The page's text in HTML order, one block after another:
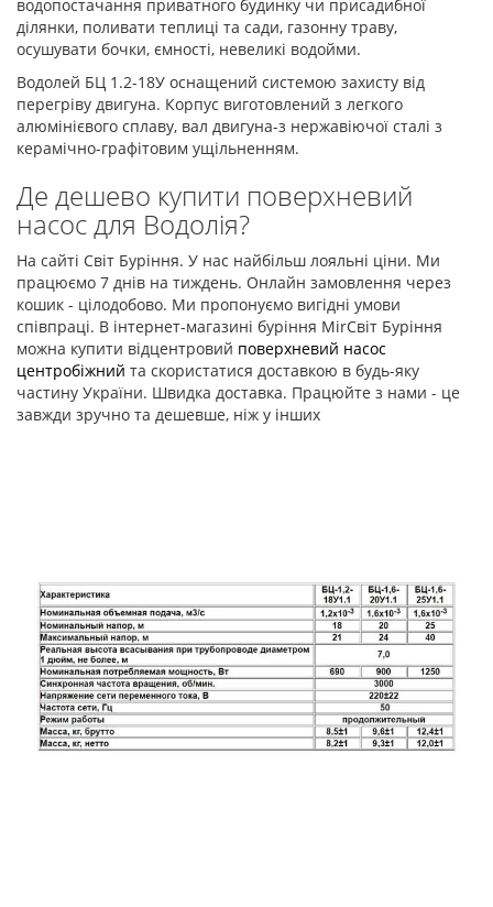
водопостачання приватного будинку чи присадибної
ділянки, поливати теплиці та сади, газонну траву,
осушувати бочки, ємності, невеликі водойми.
Водолей БЦ 1.2-18У оснащений системою захисту від
перегріву двигуна. Корпус виготовлений з легкого
алюмінієвого сплаву, вал двигуна-з нержавіючої сталі з
керамічно-графітовим ущільненням.
Де дешево купити поверхневий
насос для Водолія?
На сайті Світ Буріння. У нас найбільш лояльні ціни. Ми
працюємо 7 днів на тиждень. Онлайн замовлення через
кошик - цілодобово. Ми пропонуємо вигідні умови
співпраці. В інтернет-магазині буріння MirСвіт Буріння
можна купити відцентровий поверхневий насос
центробіжний та скористатися доставкою в будь-яку
частину України. Швидка доставка. Працюйте з нами - це
завжди зручно та дешевше, ніж у інших